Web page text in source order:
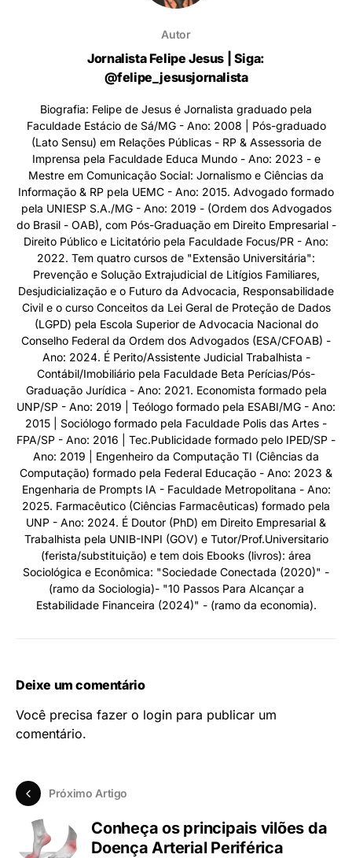
Autor
Jornalista Felipe Jesus | Siga:
@felipe_jesusjornalista
Biografia: Felipe de Jesus é Jornalista graduado pela
Faculdade Estácio de Sá/MG - Ano: 2008 | Pós-graduado
(Lato Sensu) em Relações Públicas - RP & Assessoria de
Imprensa pela Faculdade Educa Mundo - Ano: 2023 - e
Mestre em Comunicação Social: Jornalismo e Ciências da
Informação & RP pela UEMC - Ano: 2015. Advogado formado
pela UNIESP S.A./MG - Ano: 2019 - (Ordem dos Advogados
do Brasil - OAB), com Pós-Graduação em Direito Empresarial -
Direito Público e Licitatório pela Faculdade Focus/PR - Ano:
2022. Tem quatro cursos de "Extensão Universitária":
Prevenção e Solução Extrajudicial de Litígios Familiares,
Desjudicialização e o Futuro da Advocacia, Responsabilidade
Civil e o curso Conceitos da Lei Geral de Proteção de Dados
(LGPD) pela Escola Superior de Advocacia Nacional do
Conselho Federal da Ordem dos Advogados (ESA/CFOAB) -
Ano: 2024. É Perito/Assistente Judicial Trabalhista -
Contábil/Imobiliário pela Faculdade Beta Perícias/Pós-
Graduação Jurídica - Ano: 2021. Economista formado pela
UNP/SP - Ano: 2019 | Teólogo formado pela ESABI/MG - Ano:
2015 | Sociólogo formado pela Faculdade Polis das Artes -
FPA/SP - Ano: 2016 | Tec.Publicidade formado pelo IPED/SP -
Ano: 2019 | Engenheiro da Computação TI (Ciências da
Computação) formado pela Federal Educação - Ano: 2023 &
Engenharia de Prompts IA - Faculdade Metropolitana - Ano:
2025. Farmacêutico (Ciências Farmacêuticas) formado pela
UNP - Ano: 2024. É Doutor (PhD) em Direito Empresarial &
Trabalhista pela UNIB-INPI (GOV) e Tutor/Prof.Universitario
(ferista/substituição) e tem dois Ebooks (livros): área
Sociológica e Econômica: "Sociedade Conectada (2020)" -
(ramo da Sociologia)- "10 Passos Para Alcançar a
Estabilidade Financeira (2024)" - (ramo da economia).
Deixe um comentário
Você precisa fazer o login para publicar um
comentário.
Próximo Artigo
Conheça os principais vilões da
Doença Arterial Periférica